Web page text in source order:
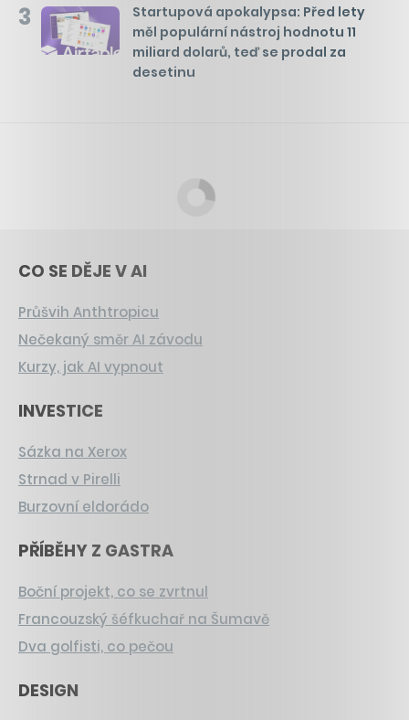
3
Startupová apokalypsa: Před lety
měl populární nástroj hodnotu 11
miliard dolarů, teď se prodal za
desetinu
CO SE DĚJE V AI
Průšvih Anthtropicu
Nečekaný směr AI závodu
Kurzy, jak AI vypnout
INVESTICE
Sázka na Xerox
Strnad v Pirelli
Burzovní eldorádo
PŘÍBĚHY Z GASTRA
Boční projekt, co se zvrtnul
Francouzský šéfkuchař na Šumavě
Dva golfisti, co pečou
DESIGN